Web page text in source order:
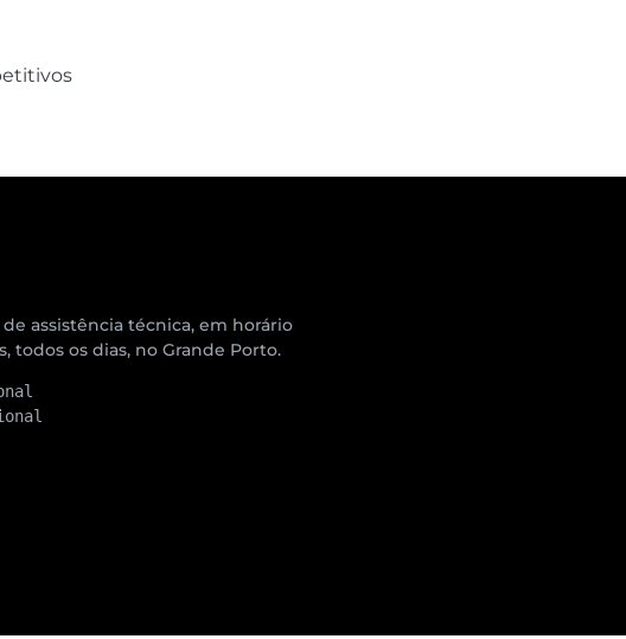
assistência técnica, em horário
todos os dias, no Grande Porto.